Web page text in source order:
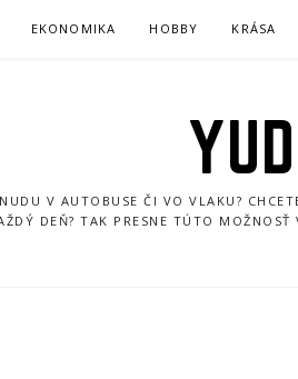
EKONOMIKA HOBBY KRÁSA
V AUTOBUSE ČI VO VLAKU?
DEŇ? TAK PRESNE TÚTO